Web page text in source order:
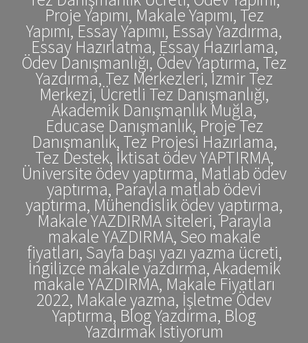
Proje Yapımı, Makale Yapımı, Tez
Yapımı, Essay Yapımı, Essay Yazdırma,
Essay Hazırlatma, Essay Hazırlama,
Ödev Danışmanlığı, Ödev Yaptırma, Tez
Yazdırma, Tez Merkezleri, İzmir Tez
Merkezi, Ücretli Tez Danışmanlığı,
Akademik Danışmanlık Muğla,
Educase Danışmanlık, Proje Tez
Danışmanlık, Tez Projesi Hazırlama,
Tez Destek, İktisat ödev YAPTIRMA,
Üniversite ödev yaptırma, Matlab ödev
yaptırma, Parayla matlab ödevi
yaptırma, Mühendislik ödev yaptırma,
Makale YAZDIRMA siteleri, Parayla
makale YAZDIRMA, Seo makale
fiyatları, Sayfa başı yazı yazma ücreti,
İngilizce makale yazdırma, Akademik
makale YAZDIRMA, Makale Fiyatları
2022, Makale yazma, İşletme Ödev
Yaptırma, Blog Yazdırma, Blog
Yazdırmak İstiyorum